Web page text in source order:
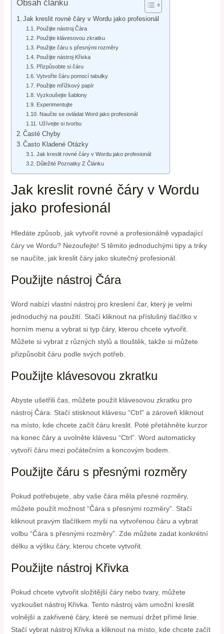
Obsah článku
Jak kreslit rovné čáry v Wordu jako profesionál
Použijte nástroj Čára
Použijte klávesovou zkratku
Použijte čáru s přesnými rozměry
Použijte nástroj Křivka
Přizpůsobte si čáru
Vytvořte čáru pomocí tabulky
Použijte mřížkový papír
Vyzkoušejte šablony
Experimentujte
Naučte se ovládat Word jako profesionál
Užívejte si tvorbu
Časté Chyby
Často Kladené Otázky
Jak kreslit rovné čáry v Wordu jako profesionál
Důležité Poznatky Z Článku
Jak kreslit rovné čáry v Wordu
jako profesionál
Hledáte způsob, jak vytvořit rovné a profesionálně vypadající
čáry ve Wordu? Nezoufejte! S těmito jednoduchými tipy a triky
se naučíte, jak kreslit čáry jako skutečný profesionál.
Použijte nástroj Čára
Word nabízí vlastní nástroj pro kreslení čar, který je velmi
jednoduchý na použití. Stačí kliknout na příslušný tlačítko v
horním menu a vybrat si typ čáry, kterou chcete vytvořit.
Můžete si vybrat z různých stylů a tlouštěk, takže si můžete
přizpůsobit čáru podle svých potřeb.
Použijte klávesovou zkratku
Abyste ušetřili čas, můžete použít klávesovou zkratku pro
nástroj Čára. Stačí stisknout klávesu “Ctrl” a zároveň kliknout
na místo, kde chcete začít čáru kreslit. Poté přetáhněte kurzor
na konec čáry a uvolněte klávesu “Ctrl”. Word automaticky
vytvoří čáru mezi počátečním a koncovým bodem.
Použijte čáru s přesnými rozměry
Pokud potřebujete, aby vaše čára měla přesné rozměry,
můžete použít možnost “Čára s přesnými rozměry”. Stačí
kliknout pravým tlačítkem myši na vytvořenou čáru a vybrat
volbu “Čára s přesnými rozměry”. Zde můžete zadat konkrétní
délku a výšku čáry, kterou chcete vytvořit.
Použijte nástroj Křivka
Pokud chcete vytvořit složitější čáry nebo tvary, můžete
vyzkoušet nástroj Křivka. Tento nástroj vám umožní kreslit
volnější a zakřivené čáry, které se nemusí držet přímé linie.
Stačí vybrat nástroj Křivka a kliknout na místo, kde chcete začít